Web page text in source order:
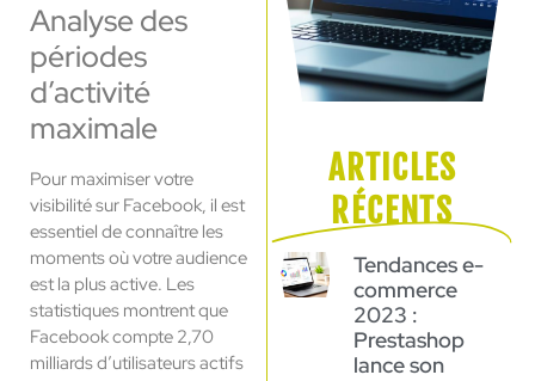
Analyse des
périodes
d’activité
maximale
Pour maximiser votre
visibilité sur Facebook, il est
essentiel de connaître les
moments où votre audience
est la plus active. Les
statistiques montrent que
Facebook compte 2,70
milliards d’utilisateurs actifs
ARTICLES
RÉCENTS
Tendances e-
commerce
2023 :
Prestashop
lance son